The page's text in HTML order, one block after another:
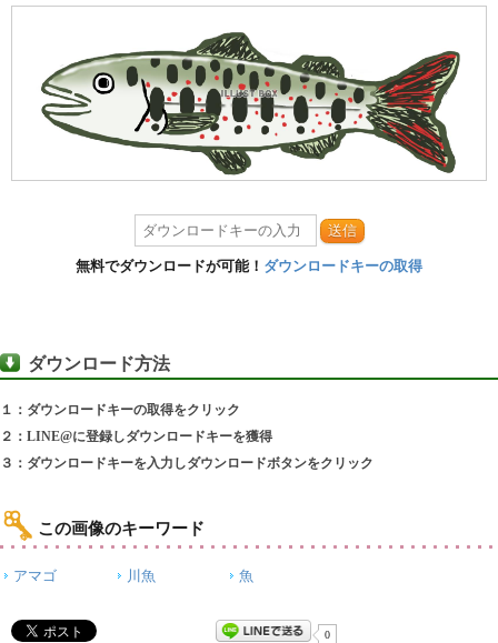
送信
無料でダウンロードが可能！ ダウンロードキーの取得
ダウンロード方法
１：ダウンロードキーの取得をクリック
２：LINE@に登録しダウンロードキーを獲得
３：ダウンロードキーを入力しダウンロードボタンをクリック
この画像のキーワード
アマゴ 川魚 魚
0